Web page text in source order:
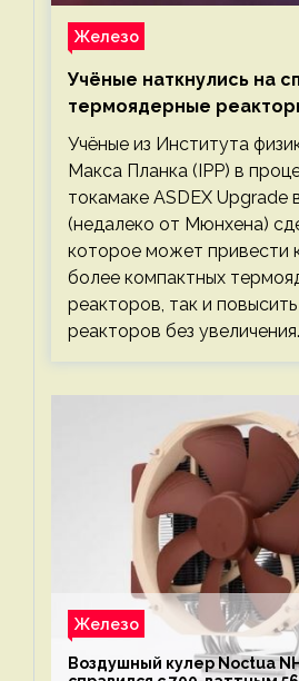
Железо
Учёные наткнулись на
термоядерные
компактными или
Учёные из Института
Макса Планка (IPP) в
токамаке ASDEX Upgrade
(недалеко от Мюнхена)
которое может привести
более компактных
реакторов, так и
реакторов без
Железо
Воздушный кулер Noctua